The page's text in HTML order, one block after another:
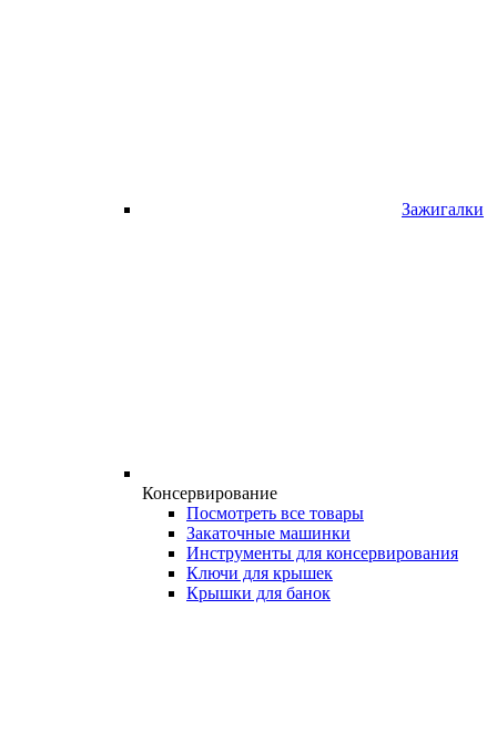
Зажигалки
Консервирование
Посмотреть все товары
Закаточные машинки
Инструменты для консервирования
Ключи для крышек
Крышки для банок